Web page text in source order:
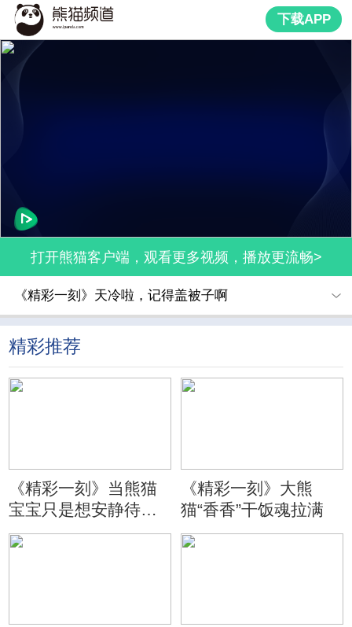
下载APP
打开熊猫客户端，观看更多视频，播放更流畅>
《精彩一刻》天冷啦，记得盖被子啊
精彩推荐
《精彩一刻》当熊猫
宝宝只是想安静待会
儿
《精彩一刻》大熊
猫“香香”干饭魂拉满